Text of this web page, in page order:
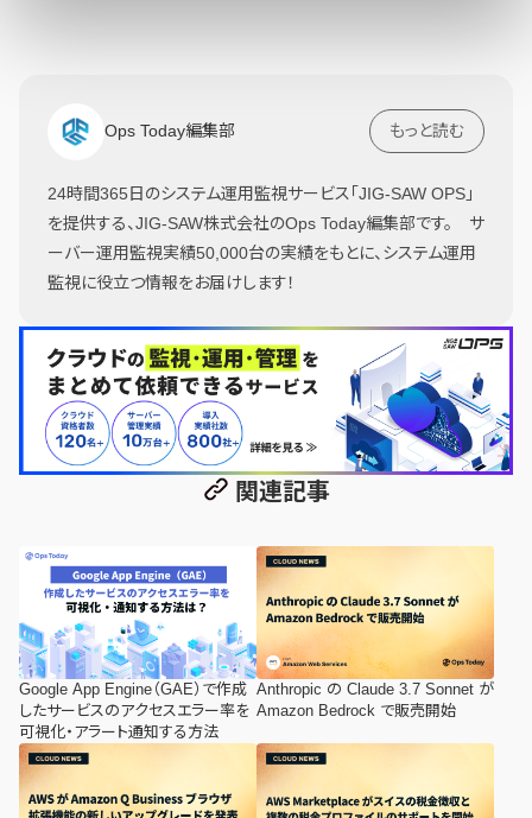
Ops Today編集部 もっと読む
24時間365日のシステム運用監視サービス「JIG-SAW OPS」
を提供する、JIG-SAW株式会社のOps Today編集部です。 サ
ーバー運用監視実績50,000台の実績をもとに、システム運用
監視に役立つ情報をお届けします！
関連記事
Google App Engine（GAE）で作成
したサービスのアクセスエラー率を
可視化・アラート通知する方法
Anthropic の Claude 3.7 Sonnet が
Amazon Bedrock で販売開始